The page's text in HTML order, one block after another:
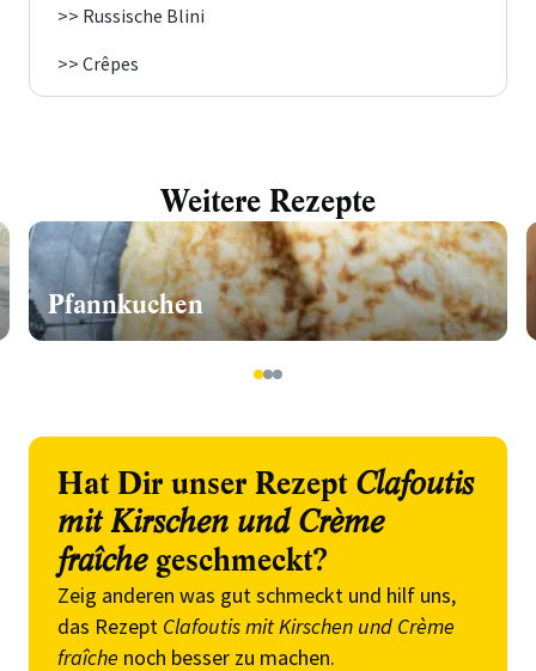
>> Russische Blini
>> Crêpes
Weitere Rezepte
Pfannkuchen
123
Hat Dir unser Rezept Clafoutis
mit Kirschen und Crème
fraîchegeschmeckt?
Zeig anderen was gut schmeckt und hilf uns,
das Rezept Clafoutis mit Kirschen und Crème
fraîche noch besser zu machen.